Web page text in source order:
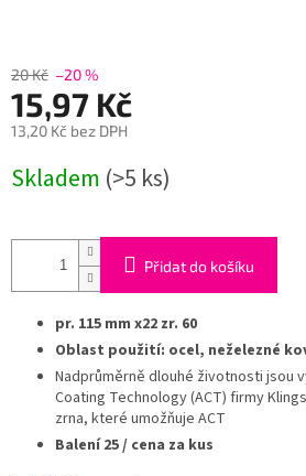
20 Kč –20 %
15,97 Kč
13,20 Kč bez DPH
cena:
Skladem (>5 ks)
Přidat do košíku
pr. 115 mm x22 zr. 60
Oblast použití: ocel, neželezné
Nadprůměrně dlouhé životnosti jsou
Coating Technology (ACT) firmy
zrna, které umožňuje ACT
Balení 25 / cena za kus